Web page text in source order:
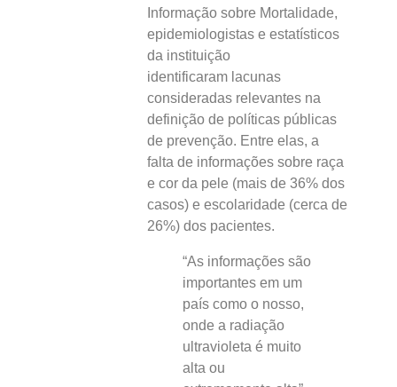
Informação sobre Mortalidade,
epidemiologistas e estatísticos
da instituição
identificaram lacunas
consideradas relevantes na
definição de políticas públicas
de prevenção. Entre elas, a
falta de informações sobre raça
e cor da pele (mais de 36% dos
casos) e escolaridade (cerca de
26%) dos pacientes.
“As informações são
importantes em um
país como o nosso,
onde a radiação
ultravioleta é muito
alta ou